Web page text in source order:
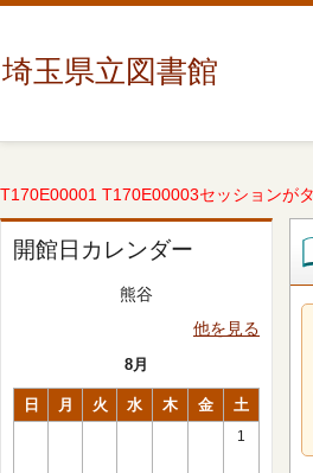
埼玉県立図書館
T170E00001 T170E00003セッションが
開館日カレンダー
熊谷
他を見る
8月
日 月 火 水 木 金 土
1